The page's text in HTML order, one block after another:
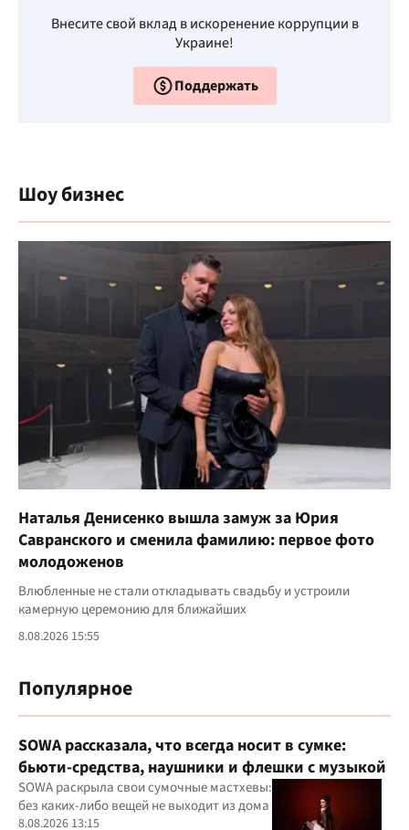
Внесите свой вклад в искоренение коррупции в
Украине!
Поддержать
Шоу бизнес
Наталья Денисенко вышла замуж за Юрия
Савранского и сменила фамилию: первое фото
молодоженов
Влюбленные не стали откладывать свадьбу и устроили
камерную церемонию для ближайших
8.08.2026 15:55
Популярное
SOWA рассказала, что всегда носит в сумке:
бьюти-средства, наушники и флешки с музыкой
SOWA раскрыла свои сумочные мастхевы:
без каких-либо вещей не выходит из дома
8.08.2026 13:15